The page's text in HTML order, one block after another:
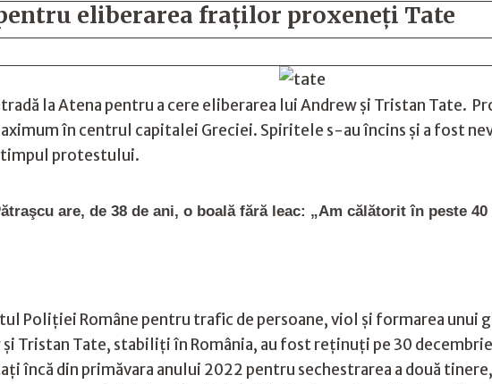
eliberarea fraților proxeneți Tate
la Atena pentru a cere eliberarea lui Andrew și Tristan Tate.
în centrul capitalei Greciei. Spiritele s-au încins și a fost
timpul protestului.
are, de 38 de ani, o boală fără leac: „Am călătorit în peste
Poliției Române pentru trafic de persoane, viol și formarea
Tristan Tate, stabiliți în România, au fost reținuți pe 30
încă din primăvara anului 2022 pentru sechestrarea a două